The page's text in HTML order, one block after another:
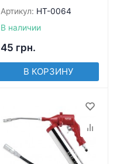
Артикул: HT-0064
В наличии
45 грн.
В КОРЗИНУ